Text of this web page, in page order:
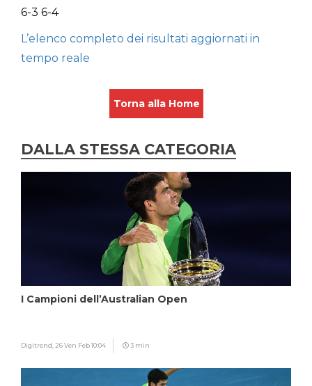
6-3 6-4
L’elenco completo dei risultati aggiornati in
tempo reale
Torna alla Home
DALLA STESSA CATEGORIA
I Campioni dell’Australian Open
Digitrend, 26 Ven Feb 10:04 3 min